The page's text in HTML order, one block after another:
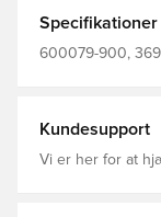
Fremstillet i 100%
Specifikationer
600079-900,
Kundesupport
Vi er her for at